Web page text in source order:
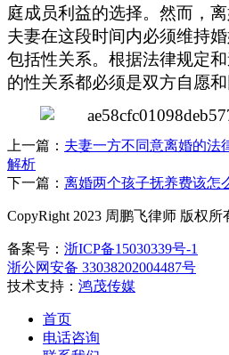
庭成员利益的选择。然而，
夫妻在这段时间内必须维持
包括性关系。根据法律规定
的性关系都必须是双方自愿和
上一篇： 夫妻一方不同意离婚的
解析
下一篇： 离婚两个孩子抚养费该
CopyRight 2023 周鹏飞律师 版权所
备案号： 浙ICP备15030339号-1
浙公网安备 33038202004487号
技术支持： 鸿茂传媒
首页
电话咨询